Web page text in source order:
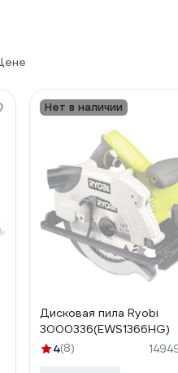
Нет в наличии
Дисковая пила Ryobi
3000336(EWS1366HG)
4(8)